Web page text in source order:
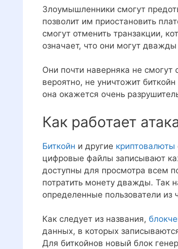
Злоумышленники смогут
позволит им приостановить
смогут отменить транзакции,
означает, что они могут
Они почти наверняка не смогут
вероятно, не уничтожит
она окажется очень
Как работает
Биткойн и другие криптовалюты
цифровые файлы записывают
доступны для просмотра всем
потратить монету дважды. Так
определенные пользователи
Как следует из названия,
данных, в которых
Для биткойнов новый блок